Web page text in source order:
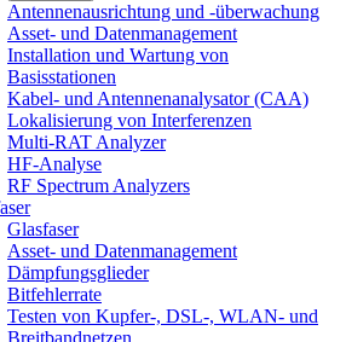
Antennenausrichtung und -überwachung
Asset- und Datenmanagement
Installation und Wartung von
Basisstationen
Kabel- und Antennenanalysator (CAA)
Lokalisierung von Interferenzen
Multi-RAT Analyzer
HF-Analyse
RF Spectrum Analyzers
Glasfaser
Asset- und Datenmanagement
Dämpfungsglieder
Bitfehlerrate
Testen von Kupfer-, DSL-, WLAN- und